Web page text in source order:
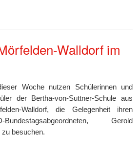
Walldorf im
Woche nutzen Schülerinnen und
der Bertha-von-Suttner-Schule aus
Walldorf, die Gelegenheit ihren
Bundestagsabgeordneten, Gerold
besuchen.